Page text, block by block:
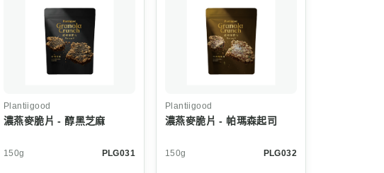
Plantiigood
濃燕麥脆片 - 醇黑芝麻
150g PLG031
Plantiigood
濃燕麥脆片 - 帕瑪森起司
150g PLG032